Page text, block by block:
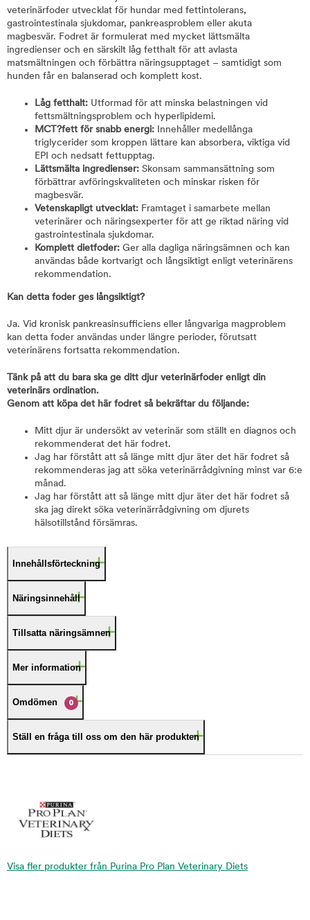
veterinärfoder utvecklat för hundar med fettintolerans,
gastrointestinala sjukdomar, pankreasproblem eller akuta
magbesvär. Fodret är formulerat med mycket lättsmälta
ingredienser och en särskilt låg fetthalt för att avlasta
matsmältningen och förbättra näringsupptaget – samtidigt som
hunden får en balanserad och komplett kost.
Låg fetthalt: Utformad för att minska belastningen vid
fettsmältningsproblem och hyperlipidemi.
MCT?fett för snabb energi: Innehåller medellånga
triglycerider som kroppen lättare kan absorbera, viktiga vid
EPI och nedsatt fettupptag.
Lättsmälta ingredienser: Skonsam sammansättning som
förbättrar avföringskvaliteten och minskar risken för
magbesvär.
Vetenskapligt utvecklat: Framtaget i samarbete mellan
veterinärer och näringsexperter för att ge riktad näring vid
gastrointestinala sjukdomar.
Komplett dietfoder: Ger alla dagliga näringsämnen och kan
användas både kortvarigt och långsiktigt enligt veterinärens
rekommendation.
Kan detta foder ges långsiktigt?
Ja. Vid kronisk pankreasinsufficiens eller långvariga magproblem
kan detta foder användas under längre perioder, förutsatt
veterinärens fortsatta rekommendation.
Tänk på att du bara ska ge ditt djur veterinärfoder enligt din
veterinärs ordination.
Genom att köpa det här fodret så bekräftar du följande:
Mitt djur är undersökt av veterinär som ställt en diagnos och
rekommenderat det här fodret.
Jag har förstått att så länge mitt djur äter det här fodret så
rekommenderas jag att söka veterinärrådgivning minst var 6:e
månad.
Jag har förstått att så länge mitt djur äter det här fodret så
ska jag direkt söka veterinärrådgivning om djurets
hälsotillstånd försämras.
Innehållsförteckning
Näringsinnehåll
Tillsatta näringsämnen
Mer information
Omdömen 0
Ställ en fråga till oss om den här produkten
Visa fler produkter från Purina Pro Plan Veterinary Diets